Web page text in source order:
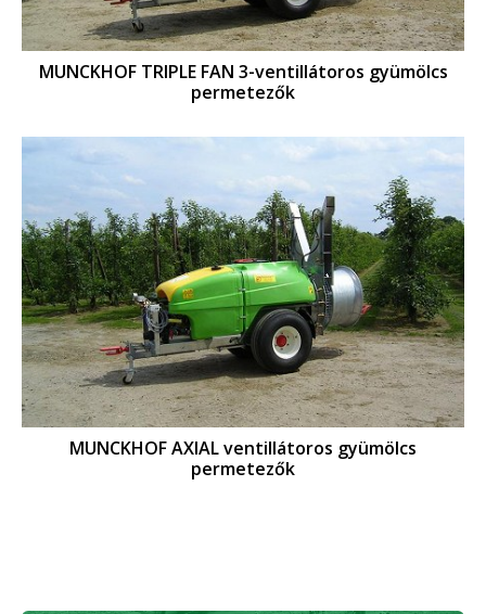
MUNCKHOF TRIPLE FAN 3-ventillátoros gyümölcs
permetezők
MUNCKHOF AXIAL ventillátoros gyümölcs
permetezők